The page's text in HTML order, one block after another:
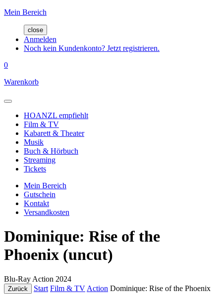
Mein Bereich
close
Anmelden
Noch kein Kundenkonto? Jetzt registrieren.
0
Warenkorb
HOANZL empfiehlt
Film & TV
Kabarett & Theater
Musik
Buch & Hörbuch
Streaming
Tickets
Mein Bereich
Gutschein
Kontakt
Versandkosten
Dominique: Rise of the
Phoenix (uncut)
Blu-Ray Action 2024
Zurück Start Film & TV Action Dominique: Rise of the Phoenix